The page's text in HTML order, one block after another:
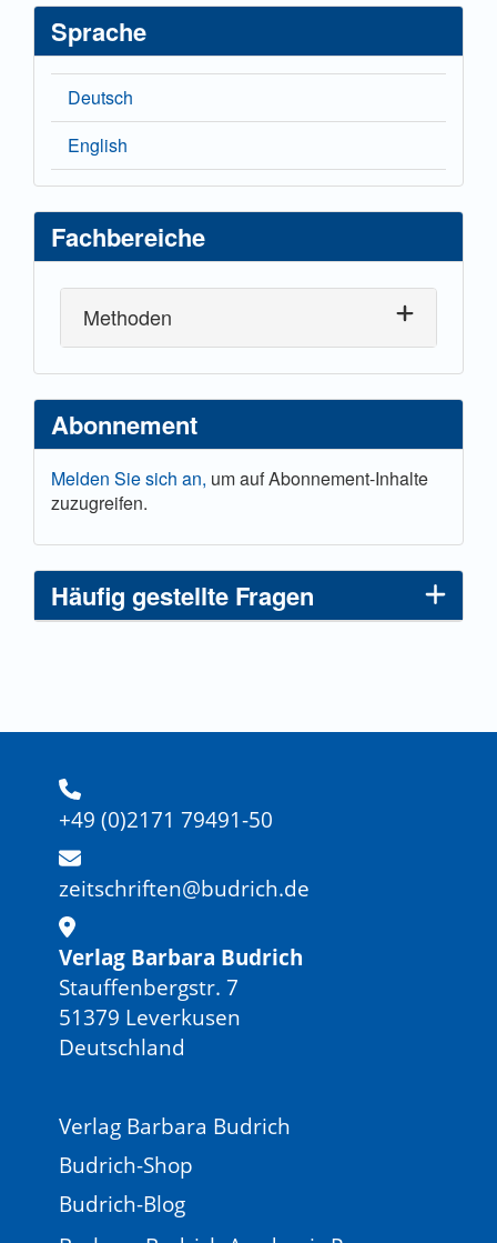
Sprache
Deutsch
English
Fachbereiche
Methoden
Abonnement
Melden Sie sich an, um auf Abonnement-Inhalte
zuzugreifen.
Häufig gestellte Fragen
+49 (0)2171 79491-50
zeitschriften@budrich.de
Verlag Barbara Budrich
Stauffenbergstr. 7
51379 Leverkusen
Deutschland
Verlag Barbara Budrich
Budrich-Shop
Budrich-Blog